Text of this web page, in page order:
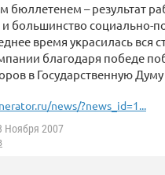
бюллетенем – результат
и большинство социально-
время украсилась вся
благодаря победе
в Государственную
news/?news_id=1...
Ноября 2007